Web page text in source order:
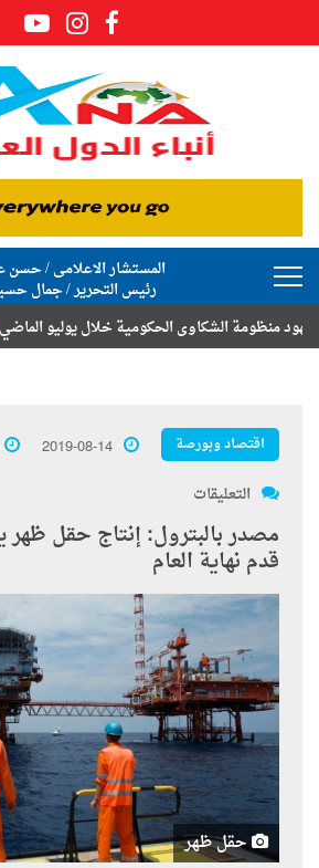
المستشار الاعلامى / حسن
رئيس التحرير / جمال
الشكاوى الحكومية خلال يوليو الماضي
اقتصاد وبورصة 2019-08-14
التعليقات
قدم نهاية العام
حقل ظهر